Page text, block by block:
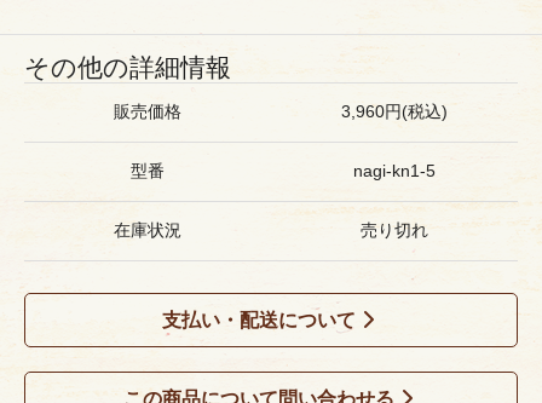
その他の詳細情報
販売価格 3,960円(税込)
型番 nagi-kn1-5
在庫状況 売り切れ
支払い・配送について
この商品について問い合わせる